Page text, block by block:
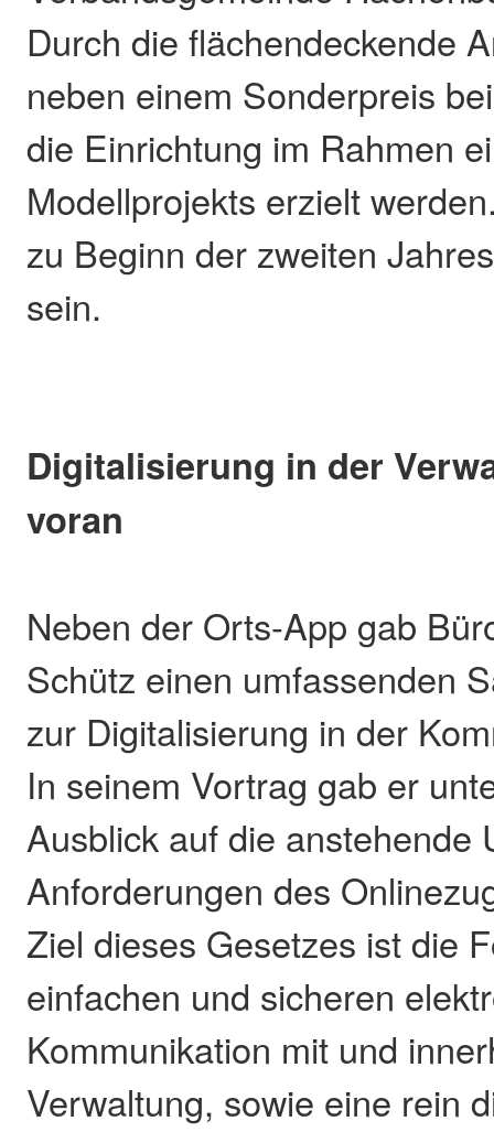
Durch die flächendeckende
neben einem Sonderpreis
die Einrichtung im Rahmen
Modellprojekts erzielt
zu Beginn der zweiten
sein.
Digitalisierung in der
voran
Neben der Orts-App gab
Schütz einen umfassenden
zur Digitalisierung in der
In seinem Vortrag gab er
Ausblick auf die anstehende
Anforderungen des
Ziel dieses Gesetzes ist die
einfachen und sicheren
Kommunikation mit und
Verwaltung, sowie eine rein